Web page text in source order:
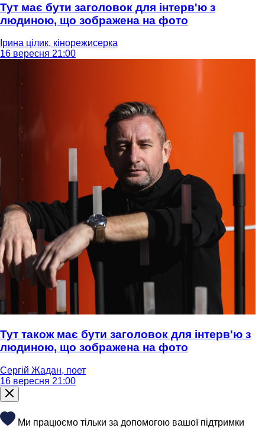
Тут має бути заголовок для інтерв'ю з
людиною, що зображена на фото
Ірина цілик, кінорежисерка
16 вересня 21:00
Тут також має бути заголовок для інтерв'ю з
людиною, що зображена на фото
Сергій Жадан, поет
16 вересня 21:00
Ми працюємо тільки за допомогою вашої підтримки